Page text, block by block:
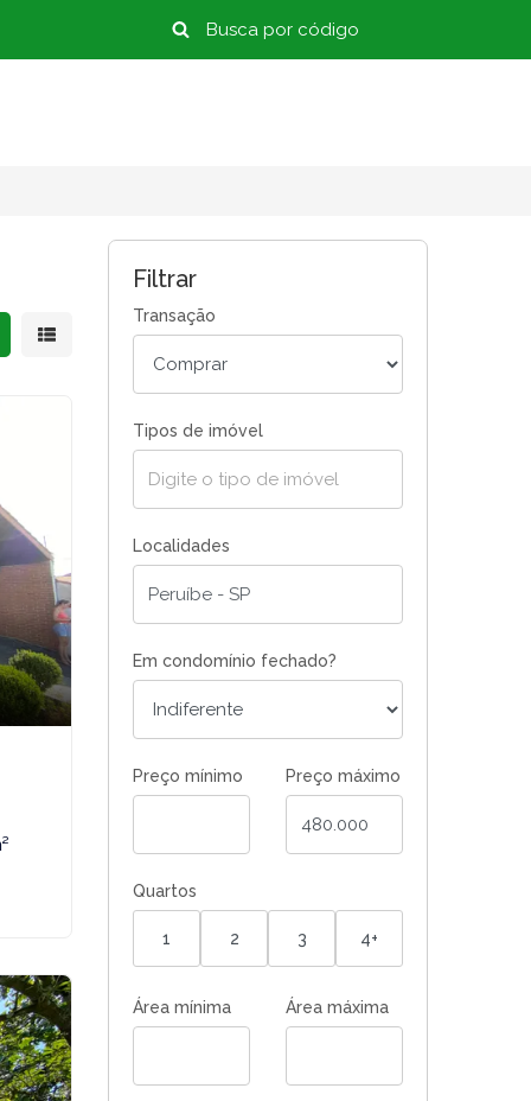
resultados em grade
Mostrar resultados em lista
Filtrar
Transação
Tipos de imóvel
Localidades
Em condomínio fechado?
Preço mínimo Preço máximo
Quartos
1 2 3 4+
Área mínima Área máxima